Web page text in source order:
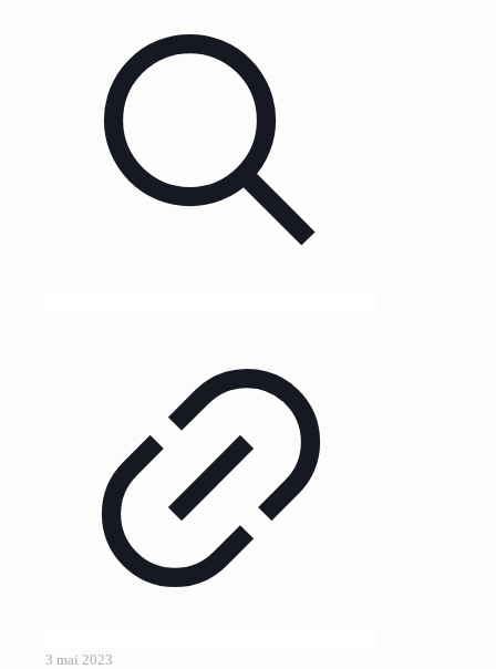
3 mai 2023